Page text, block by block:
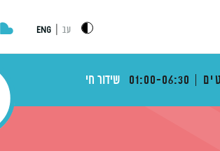
עב ENG
01:00-06:30 שידור חי